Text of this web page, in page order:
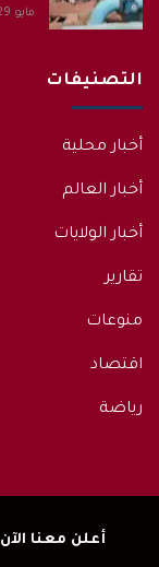
مايو 29, 2026
التصنيفات
أخبار محلية
أخبار العالم
أخبار الولايات
تقارير
منوعات
اقتصاد
رياضة
أعلن معنا الآن